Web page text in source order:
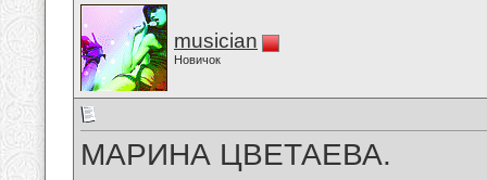
musician
Новичок
МАРИНА ЦВЕТАЕВА.